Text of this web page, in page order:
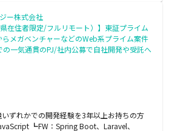
ー株式会社
在住者限定/フルリモート）】東証プライム
らメガベンチャーなどのWeb系プライム案件
一気通貫のPJ/社内公募で自社開発や受託へ
ずれかでの開発経験を3年以上お持ちの方
┗FW：Spring Boot、Laravel、